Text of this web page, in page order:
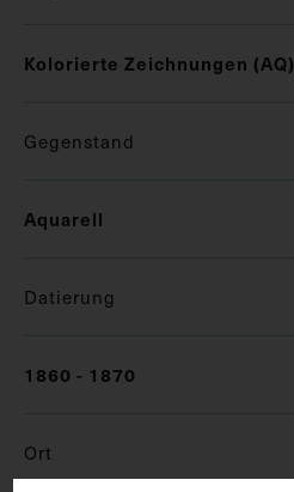
Kolorierte Zeichnungen (AQ)
Gegenstand
Aquarell
Datierung
1860 - 1870
Ort